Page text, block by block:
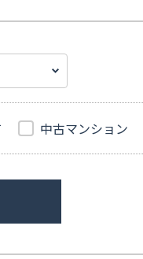
中古マンション